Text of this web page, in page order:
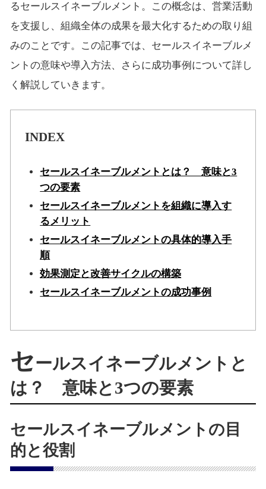
るセールスイネーブルメント。この概念は、営業活動
を支援し、組織全体の成果を最大化するための取り組
みのことです。この記事では、セールスイネーブルメ
ントの意味や導入方法、さらに成功事例について詳し
く解説していきます。
INDEX
セールスイネーブルメントとは？ 意味と3
つの要素
セールスイネーブルメントを組織に導入す
るメリット
セールスイネーブルメントの具体的導入手
順
効果測定と改善サイクルの構築
セールスイネーブルメントの成功事例
セールスイネーブルメントと
は？ 意味と3つの要素
セールスイネーブルメントの目
的と役割